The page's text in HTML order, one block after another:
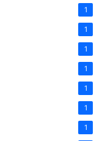
1
1
1
1
1
1
1